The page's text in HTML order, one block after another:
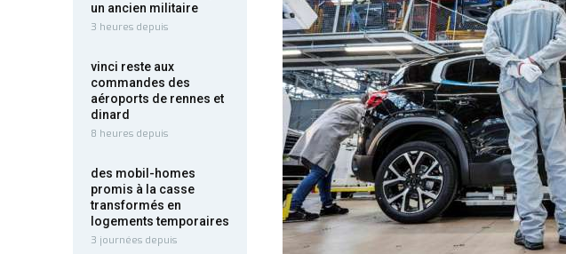
un ancien militaire
3 heures depuis
vinci reste aux
commandes des
aéroports de rennes et
dinard
8 heures depuis
des mobil-homes
promis à la casse
transformés en
logements temporaires
3 journées depuis